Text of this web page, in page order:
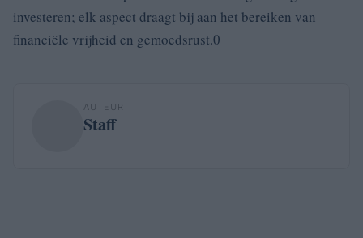
investeren; elk aspect draagt bij aan het bereiken van
financiële vrijheid en gemoedsrust.0
AUTEUR
Staff